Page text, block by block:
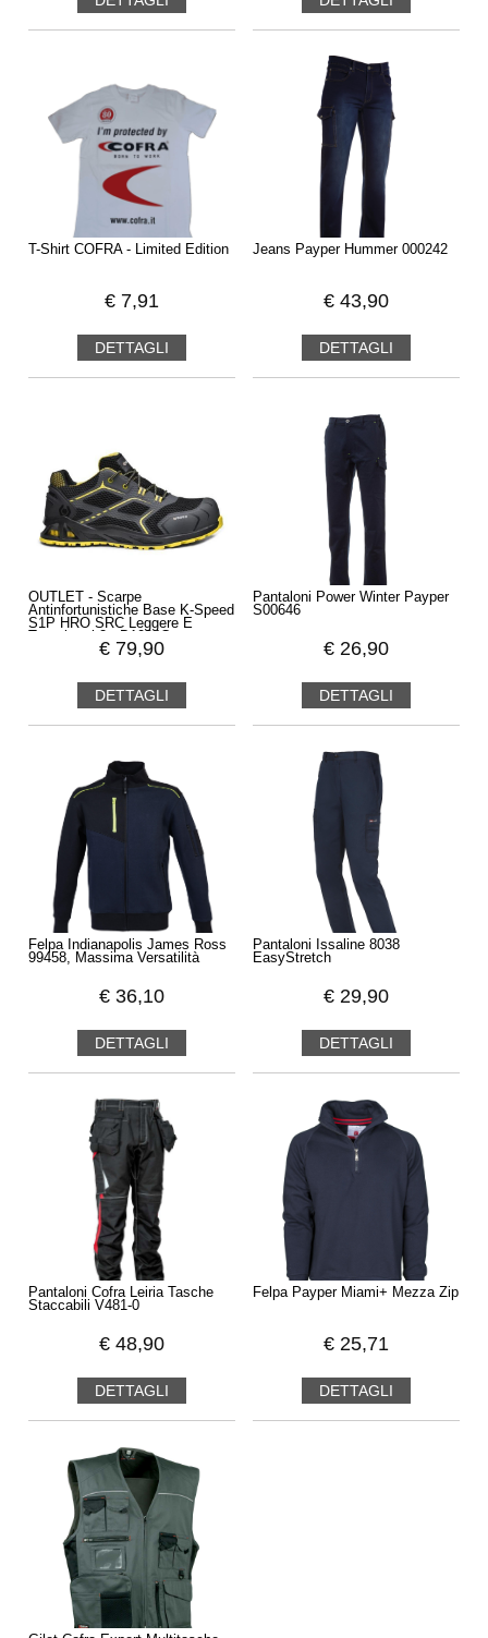
T-Shirt COFRA - Limited Edition
€ 7,91
DETTAGLI
Jeans Payper Hummer 000242
€ 43,90
DETTAGLI
OUTLET - Scarpe
Antinfortunistiche Base K-Speed
S1P HRO SRC Leggere E
€ 79,90
DETTAGLI
Pantaloni Power Winter Payper
S00646
€ 26,90
DETTAGLI
Felpa Indianapolis James Ross
99458, Massima Versatilità
€ 36,10
DETTAGLI
Pantaloni Issaline 8038
EasyStretch
€ 29,90
DETTAGLI
Pantaloni Cofra Leiria Tasche
Staccabili V481-0
€ 48,90
DETTAGLI
Felpa Payper Miami+ Mezza Zip
€ 25,71
DETTAGLI